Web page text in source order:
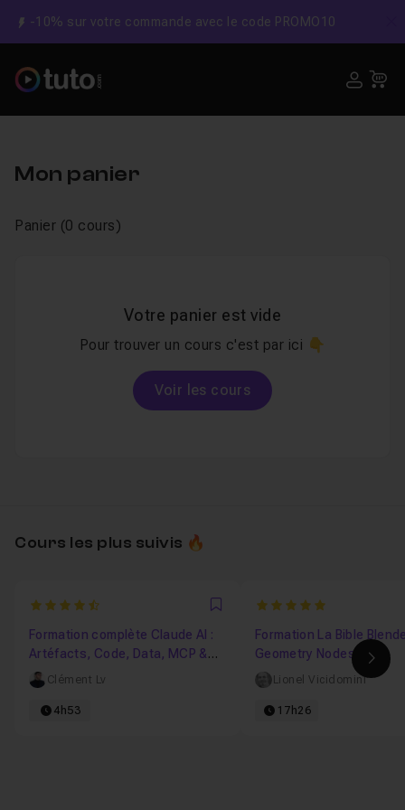
-10% sur votre commande avec le code PROMO10
Mon panier
Panier (0 cours)
Votre panier est vide
Pour trouver un cours c'est par ici 👇
Voir les cours
Cours les plus suivis 🔥
4.9 Favori
Formation complète Claude AI :
Artéfacts, Code, Data, MCP &
DesignClément Lv
4h53
5
Formation La Bible
Geometry Nodes
Lionel Vicidomini
17h26